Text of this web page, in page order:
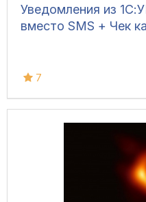
Уведомления из
вместо SMS + Чек
7